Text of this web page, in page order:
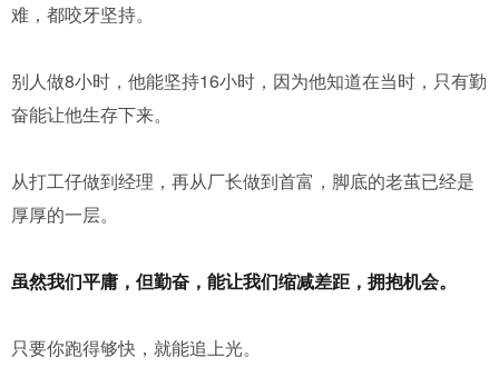
难，都咬牙坚持。
别人做8小时，他能坚持16小时，因为他知道在当时，只有勤
奋能让他生存下来。
从打工仔做到经理，再从厂长做到首富，脚底的老茧已经是
厚厚的一层。
虽然我们平庸，但勤奋，能让我们缩减差距，拥抱机会。
只要你跑得够快，就能追上光。